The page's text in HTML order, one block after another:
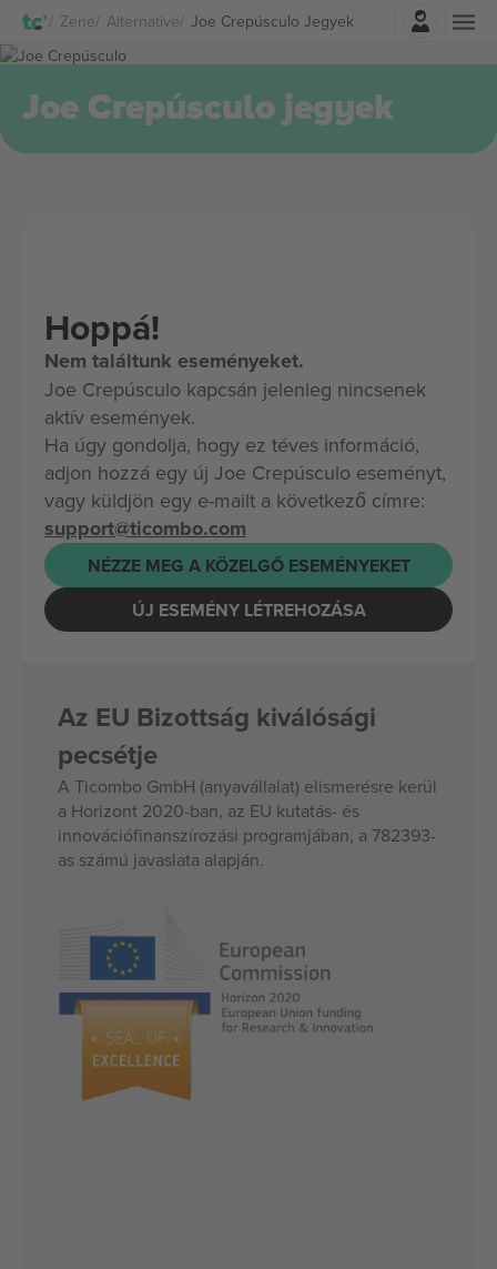
Zene Alternative Joe Crepúsculo Jegyek
Belépés
Joe Crepúsculo jegyek
Hoppá!
Nem találtunk eseményeket.
Joe Crepúsculo kapcsán jelenleg nincsenek
aktív események.
Ha úgy gondolja, hogy ez téves információ,
adjon hozzá egy új Joe Crepúsculo eseményt,
vagy küldjön egy e-mailt a következő címre:
support@ticombo.com
NÉZZE MEG A KÖZELGŐ ESEMÉNYEKET
ÚJ ESEMÉNY LÉTREHOZÁSA
Az EU Bizottság kiválósági
pecsétje
A Ticombo GmbH (anyavállalat) elismerésre kerül
a Horizont 2020-ban, az EU kutatás- és
innovációfinanszírozási programjában, a 782393-
as számú javaslata alapján.